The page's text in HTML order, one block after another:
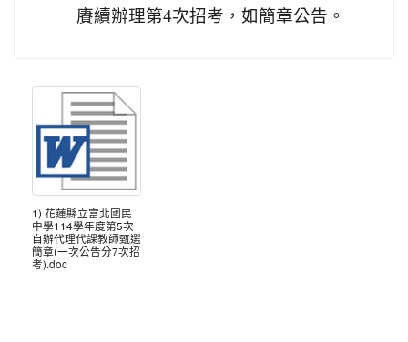
賡續辦理第4次招考，如簡章公告。
1) 花蓮縣立富北國民
中學114學年度第5次
自辦代理代課教師甄選
簡章(一次公告分7次招
考).doc